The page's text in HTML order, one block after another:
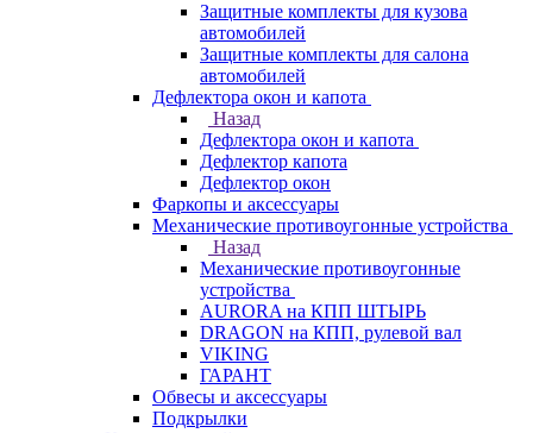
Защитные комплекты для кузова
автомобилей
Защитные комплекты для салона
автомобилей
Дефлектора окон и капота
Назад
Дефлектора окон и капота
Дефлектор капота
Дефлектор окон
Фаркопы и аксессуары
Механические противоугонные устройства
Назад
Механические противоугонные
устройства
AURORA на КПП ШТЫРЬ
DRAGON на КПП, рулевой вал
VIKING
ГАРАНТ
Обвесы и аксессуары
Подкрылки